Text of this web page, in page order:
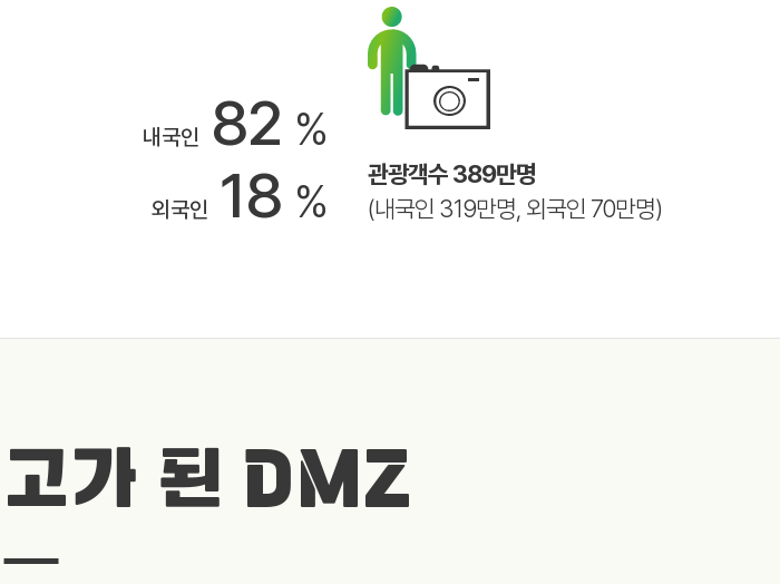
내국인 82 %
외국인 18 %
관광객수 389만명
(내국인 319만명, 외국인 70만명)
가 된 DMZ